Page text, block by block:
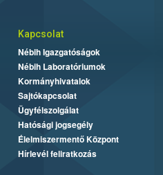
Kapcsolat
Nébih Igazgatóságok
Nébih Laboratóriumok
Kormányhivatalok
Sajtókapcsolat
Ügyfélszolgálat
Hatósági jogsegély
Élelmiszermentő Központ
Hírlevél feliratkozás